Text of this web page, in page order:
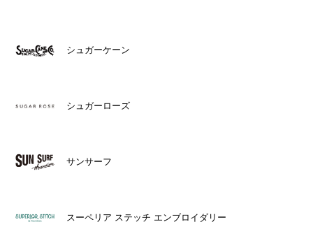
シュガーケーン
シュガーローズ
サンサーフ
スーペリア ステッチ エンブロイダリー